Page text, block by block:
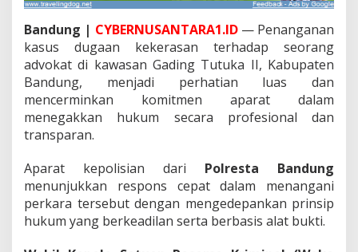
s
s
D
u
a
e
r
a
s
Bandung | CYBERNUSANTARA1.ID— Penanganan
kasus dugaan kekerasan terhadap seorang
advokat di kawasan Gading Tutuka II, Kabupaten
Bandung, menjadi perhatian luas dan
mencerminkan komitmen aparat dalam
menegakkan hukum secara profesional dan
transparan.
Aparat kepolisian dari Polresta Bandung
menunjukkan respons cepat dalam menangani
perkara tersebut dengan mengedepankan prinsip
hukum yang berkeadilan serta berbasis alat bukti.